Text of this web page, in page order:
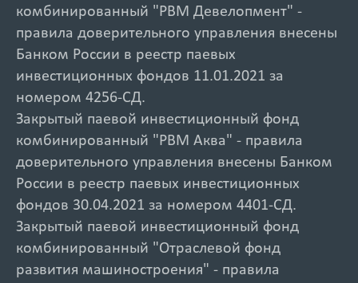
комбинированный "РВМ Девелопмент" -
правила доверительного управления внесены
Банком России в реестр паевых
инвестиционных фондов 11.01.2021 за
номером 4256-СД.
Закрытый паевой инвестиционный фонд
комбинированный "РВМ Аква" - правила
доверительного управления внесены Банком
России в реестр паевых инвестиционных
фондов 30.04.2021 за номером 4401-СД.
Закрытый паевой инвестиционный фонд
комбинированный "Отраслевой фонд
развития машиностроения" - правила